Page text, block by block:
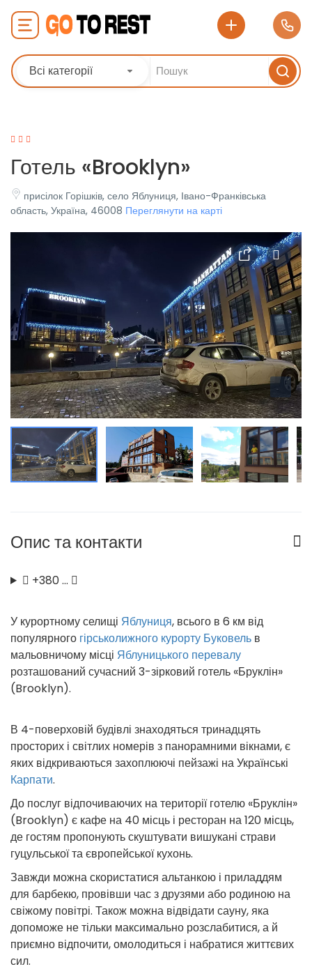
Всі категорії
Готель «Brooklyn»
присілок Горішків, село Яблуниця, Івано-Франківська
область, Україна, 46008 Переглянути на карті
Опис та контакти
+380 …
У курортному селищі Яблуниця, всього в 6 км від
популярного гірськолижного курорту Буковель в
мальовничому місці Яблуницького перевалу
розташований сучасний 3-зірковий готель «Бруклін»
(Brooklyn).
В 4-поверховій будівлі знаходяться тринадцять
просторих і світлих номерів з панорамними вікнами, є
яких відкриваються захоплюючі пейзажі на Українські
Карпати.
До послуг відпочиваючих на території готелю «Бруклін»
(Brooklyn) є кафе на 40 місць і ресторан на 120 місць,
де гостям пропонують скуштувати вишукані страви
гуцульської та європейської кухонь.
Завжди можна скористатися альтанкою і приладдям
для барбекю, провівши час з друзями або родиною на
свіжому повітрі. Також можна відвідати сауну, яка
допоможе не тільки максимально розслабитися, а й
приємно відпочити, омолодиться і набратися життєвих
сил.